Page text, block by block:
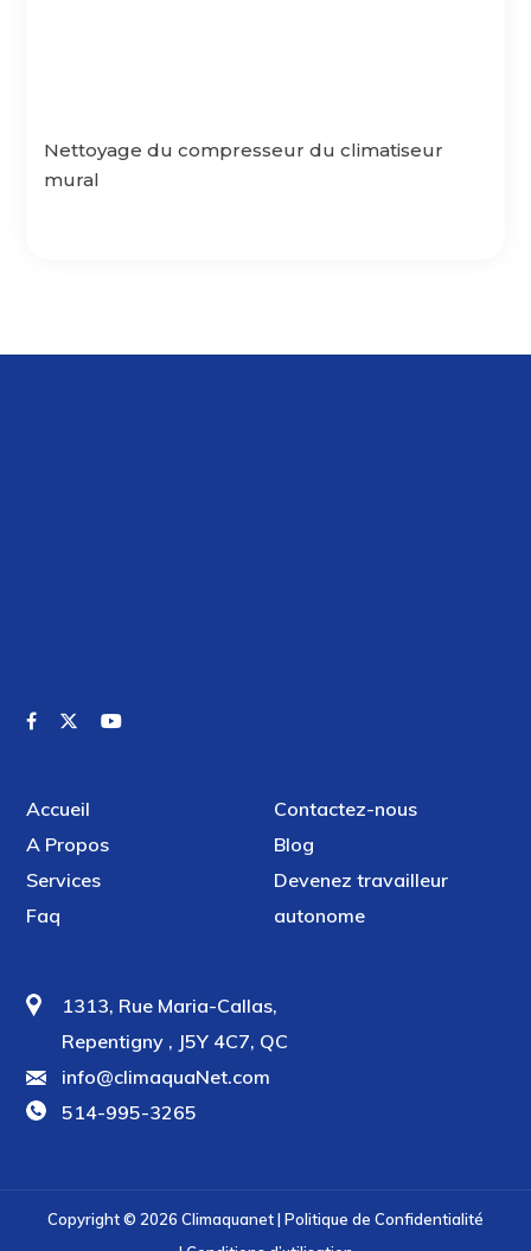
Nettoyage du compresseur du climatiseur
mural
1313, Rue Maria-Callas,
Repentigny , J5Y 4C7, QC
info@climaquaNet.com
514-995-3265
Accueil
A Propos
Services
Faq
Contactez-nous
Blog
Devenez travailleur
autonome
Copyright © 2026 Climaquanet| Politique de Confidentialité